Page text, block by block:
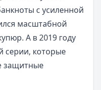
с усиленной
масштабной
А в 2019 году
серии, которые
защитные